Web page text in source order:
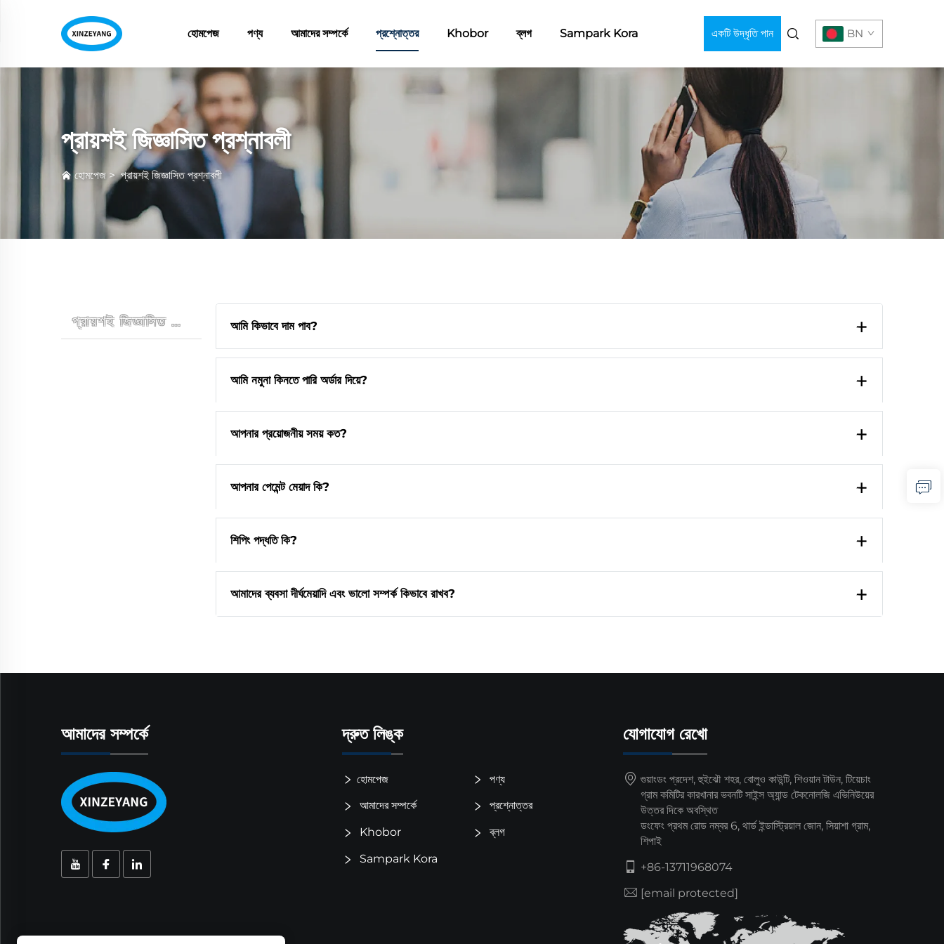
হোমপেজ পণ্য আমাদের সম্পর্কে প্রশ্নোত্তর Khobor ব্লগ Sampark Kora একটি উদ্ধৃতি পান BN
প্রায়শই জিজ্ঞাসিত প্রশ্নাবলী
হোমপেজ >প্রায়শই জিজ্ঞাসিত প্রশ্নাবলী
প্রায়শই জিজ্ঞাসিত প্রশ্নাবলী আমি কিভাবে দাম পাব?
আমি নমুনা কিনতে পারি অর্ডার দিয়ে?
আপনার প্রয়োজনীয় সময় কত?
আপনার পেমেন্ট মেয়াদ কি?
শিপিং পদ্ধতি কি?
আমাদের ব্যবসা দীর্ঘমেয়াদি এবং ভালো সম্পর্ক কিভাবে রাখব?
আমাদের সম্পর্কে দ্রুত লিঙ্ক
হোমপেজ
পণ্য
আমাদের সম্পর্কে
প্রশ্নোত্তর
Khobor
ব্লগ
Sampark Kora
যোগাযোগ রেখো
গুয়াংডং প্রদেশ, হুইঝৌ শহর, বোলুও কাউন্টি, শিওয়ান টাউন, টিয়েচাং
গ্রাম কমিটির কারখানার ভবনটি সাইন্স অ্যান্ড টেকনোলজি এভিনিউয়ের
উত্তর দিকে অবস্থিত
ডংফেং প্রথম রোড নম্বর 6, থার্ড ইন্ডাস্ট্রিয়াল জোন, সিয়াশা গ্রাম,
শিপাই
+86-13711968074
[email protected]